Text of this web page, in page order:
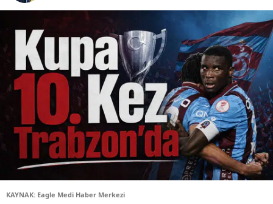
KAYNAK: Eagle Medi Haber Merkezi